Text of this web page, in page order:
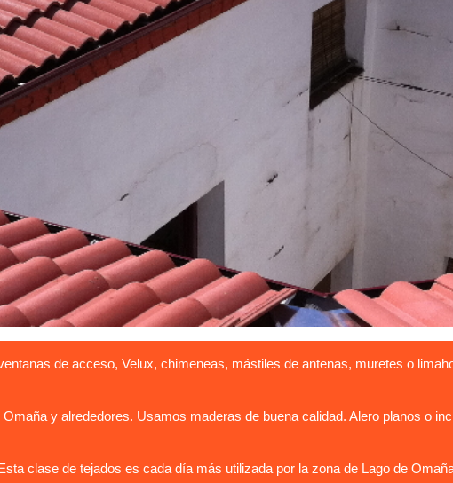
de acceso, Velux, chimeneas, mástiles de antenas, muretes o
y alrededores. Usamos maderas de buena calidad. Alero planos o
clase de tejados es cada día más utilizada por la zona de Lago de